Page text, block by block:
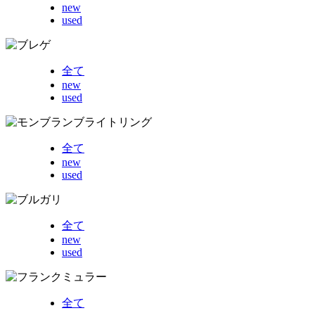
new
used
全て
new
used
全て
new
used
全て
new
used
全て